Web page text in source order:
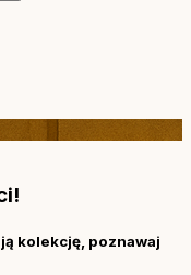
kolekcję, poznawaj